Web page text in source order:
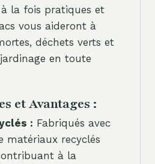
la fois pratiques et
vous aideront à
déchets verts et
en toute
et Avantages :
: Fabriqués avec
matériaux recyclés
à la